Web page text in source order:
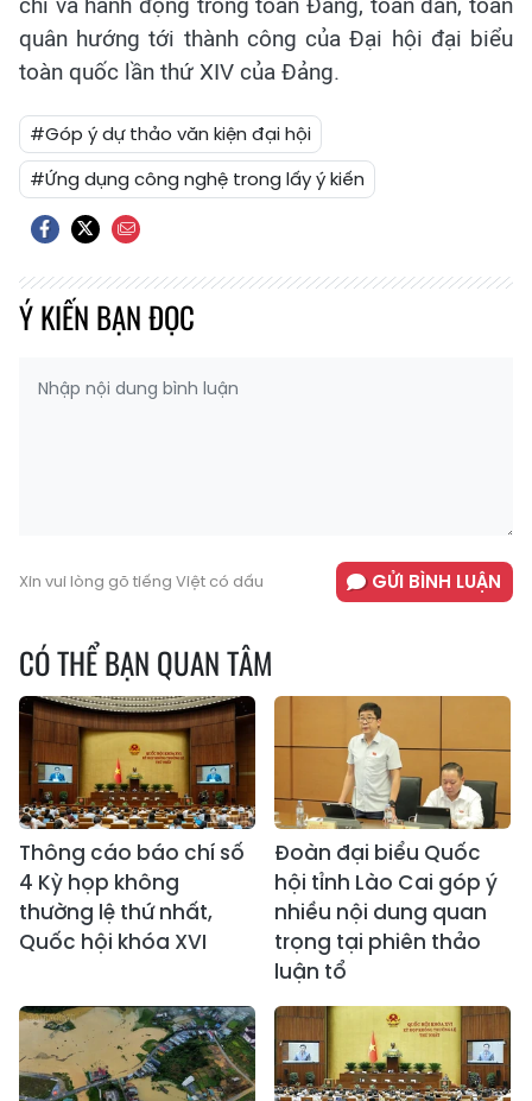
quân hướng tới thành công của Đại hội đại biểu
toàn quốc lần thứ XIV của Đảng.
#Góp ý dự thảo văn kiện đại hội
#Ứng dụng công nghệ trong lấy ý kiến
Ý KIẾN BẠN ĐỌC
Xin vui lòng gõ tiếng Việt có dấu GỬI BÌNH LUẬN
CÓ THỂ BẠN QUAN TÂM
Thông cáo báo chí số
4 Kỳ họp không
thường lệ thứ nhất,
Quốc hội khóa XVI
Đoàn đại biểu Quốc
hội tỉnh Lào Cai góp ý
nhiều nội dung quan
trọng tại phiên thảo
luận tổ